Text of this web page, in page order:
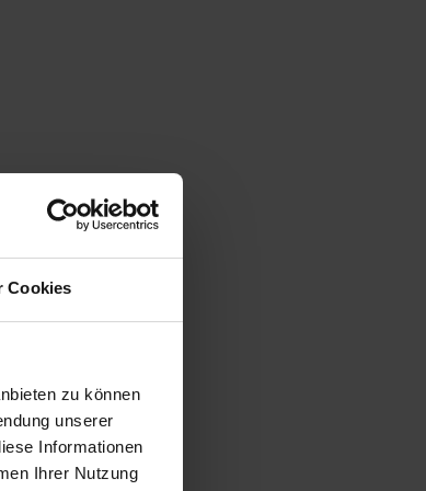
Cookies
zu können
unserer
Informationen
Ihrer Nutzung